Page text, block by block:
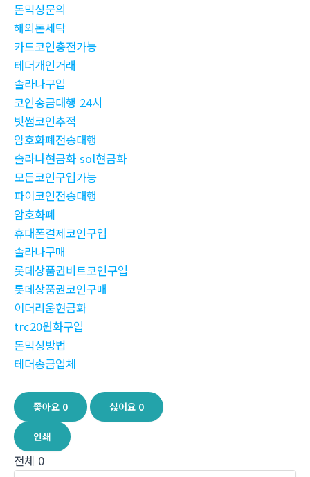
돈믹싱문의
해외돈세탁
카드코인충전가능
테더개인거래
솔라나구입
코인송금대행 24시
빗썸코인추적
암호화폐전송대행
솔라나현금화 sol현금화
모든코인구입가능
파이코인전송대행
암호화폐
휴대폰결제코인구입
솔라나구매
롯데상품권비트코인구입
롯데상품권코인구매
이더리움현금화
trc20원화구입
돈믹싱방법
테더송금업체
좋아요 0 싫어요 0
인쇄
전체 0